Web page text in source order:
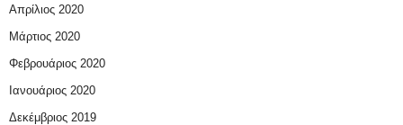
Απρίλιος 2020
Μάρτιος 2020
Φεβρουάριος 2020
Ιανουάριος 2020
Δεκέμβριος 2019